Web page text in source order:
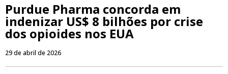
Purdue Pharma concorda em
indenizar US$ 8 bilhões por crise
dos opioides nos EUA
29 de abril de 2026